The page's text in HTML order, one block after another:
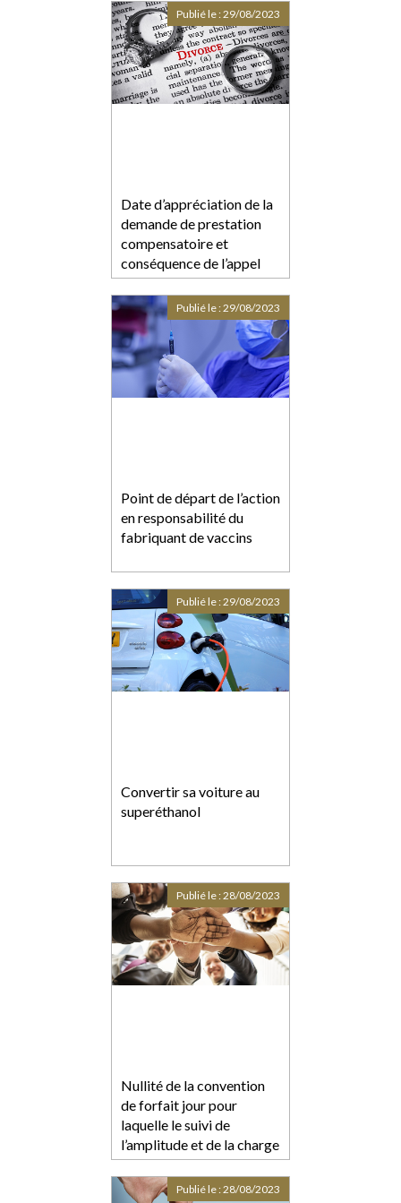
Date d’appréciation de la
demande de prestation
compensatoire et
conséquence de l’appel
formé contre le jugement
de divorce
Publié le :29/08/2023
Point de départ de l’action
en responsabilité du
fabriquant de vaccins
Publié le :29/08/2023
Convertir sa voiture au
superéthanol
Publié le :29/08/2023
Nullité de la convention
de forfait jour pour
laquelle le suivi de
l’amplitude et de la charge
de travail n’est pas assuré
de manière effective
Publié le :28/08/2023
Publié le :28/08/2023